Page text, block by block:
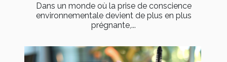
Dans un monde où la prise de conscience
environnementale devient de plus en plus
prégnante,...